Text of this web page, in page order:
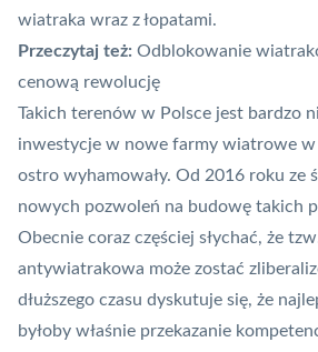
wiatraka wraz z łopatami.
Przeczytaj też: Odblokowanie
cenową rewolucję
Takich terenów w Polsce jest bardzo
inwestycje w nowe farmy wiatrowe
ostro wyhamowały. Od 2016 roku ze
nowych pozwoleń na budowę takich
Obecnie coraz częściej słychać, że
antywiatrakowa może zostać
dłuższego czasu dyskutuje się, że
byłoby właśnie przekazanie